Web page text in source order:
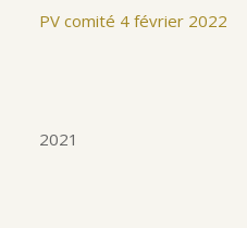
PV comité 4 février 2022
2021